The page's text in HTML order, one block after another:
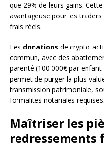
que 29% de leurs gains.
avantageuse pour les
frais réels.
Les donations de crypto-
commun, avec des
parenté (100 000€ par
permet de purger la plus-
transmission patrimoniale,
formalités notariales requises.
Maîtriser les
redressements